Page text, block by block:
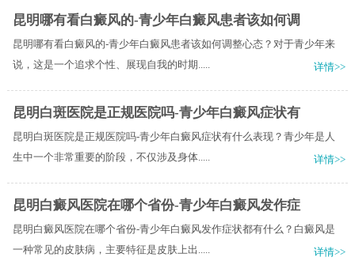
昆明哪有看白癜风的-青少年白癜风患者该如何调
昆明哪有看白癜风的-青少年白癜风患者该如何调整心态？对于青少年来
说，这是一个追求个性、展现自我的时期.....
详情>>
昆明白斑医院是正规医院吗-青少年白癜风症状有
昆明白斑医院是正规医院吗-青少年白癜风症状有什么表现？青少年是人
生中一个非常重要的阶段，不仅涉及身体.....
详情>>
昆明白癜风医院在哪个省份-青少年白癜风发作症
昆明白癜风医院在哪个省份-青少年白癜风发作症状都有什么？白癜风是
一种常见的皮肤病，主要特征是皮肤上出.....
详情>>